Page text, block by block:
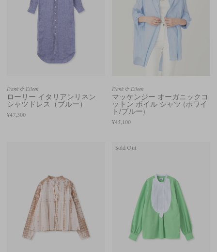
Frank & Eileen
ローリー イタリアンリネン
シャツドレス（ブルー）
¥47,300
Frank & Eileen
マッケンジー オーガニックコ
ットン ボイル シャツ (ホワイ
ト/ブルー)
¥45,100
Sold Out